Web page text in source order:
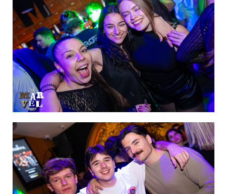
IMAGEN 11
de 60
IMAGEN 12
de 60